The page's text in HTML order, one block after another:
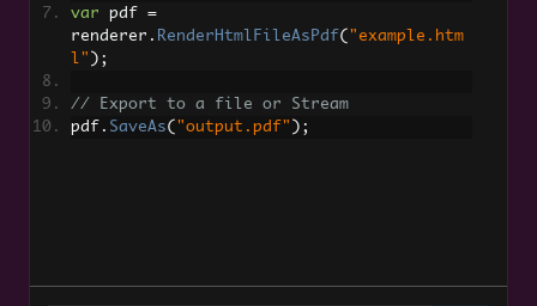
XAML 转 PDF (MAUI)
CSHTML 到 PDF（Razor 页面）
ASPX 页面转 PDF 设置
var pdf =
renderer . RenderHtmlFileAsPdf( "example.htm
l" );
// Export to a file or Stream
pdf . SaveAs( "output.pdf" );